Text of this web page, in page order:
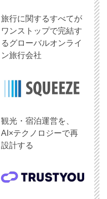
旅行に関するすべてが
ワンストップで完結す
るグローバルオンライ
ン旅行会社
観光・宿泊運営を、
AI×テクノロジーで再
設計する